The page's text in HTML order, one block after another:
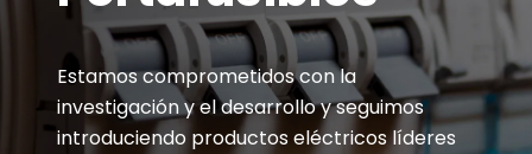
Estamos comprometidos con la
investigación y el desarrollo y seguimos
introduciendo productos eléctricos líderes